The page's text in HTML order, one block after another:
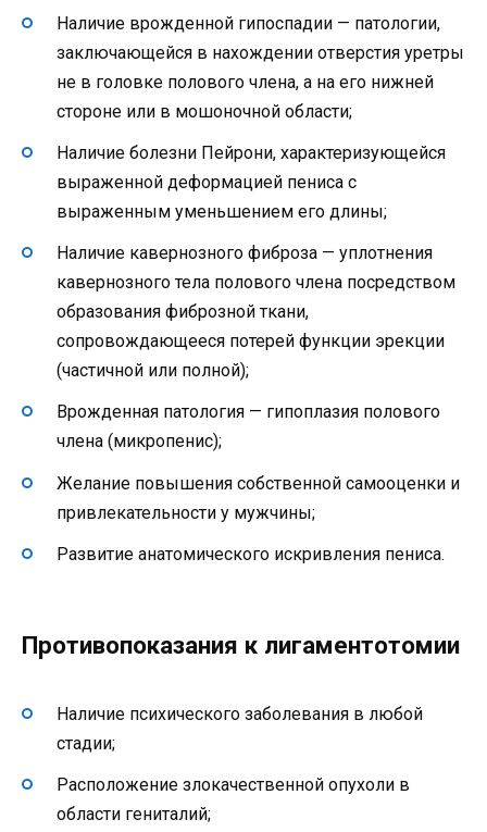
Наличие врожденной гипоспадии — патологии,
заключающейся в нахождении отверстия уретры
не в головке полового члена, а на его нижней
стороне или в мошоночной области;
Наличие болезни Пейрони, характеризующейся
выраженной деформацией пениса с
выраженным уменьшением его длины;
Наличие кавернозного фиброза — уплотнения
кавернозного тела полового члена посредством
образования фиброзной ткани,
сопровождающееся потерей функции эрекции
(частичной или полной);
Врожденная патология — гипоплазия полового
члена (микропенис);
Желание повышения собственной самооценки и
привлекательности у мужчины;
Развитие анатомического искривления пениса.
Противопоказания к лигаментотомии
Наличие психического заболевания в любой
стадии;
Расположение злокачественной опухоли в
области гениталий;